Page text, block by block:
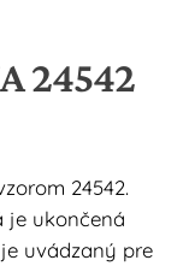
24542
24542.
je ukončená
uvádzaný pre